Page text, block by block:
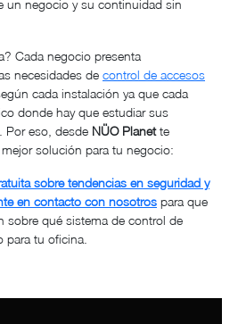
un negocio y su continuidad sin
Cada negocio presenta
necesidades de control de accesos
cada instalación ya que cada
donde hay que estudiar sus
Por eso, desde NÜO Planette
solución para tu negocio:
sobre tendencias en seguridad y
en contacto con nosotros para que
sobre qué sistema de control de
para tu oficina.